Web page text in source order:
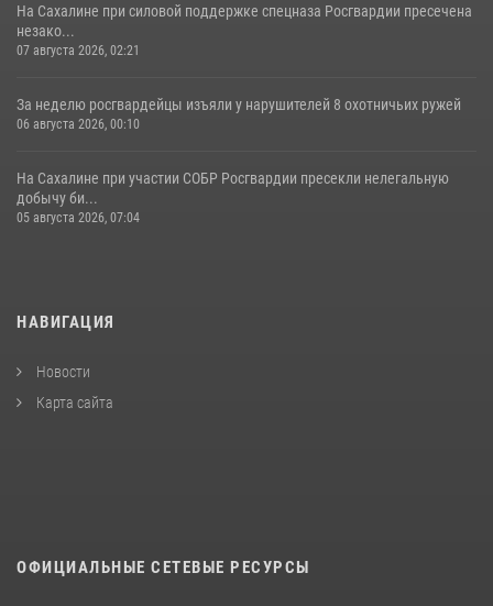
На Сахалине при силовой поддержке спецназа Росгвардии пресечена
незако...
07 августа 2026, 02:21
За неделю росгвардейцы изъяли у нарушителей 8 охотничьих ружей
06 августа 2026, 00:10
На Сахалине при участии СОБР Росгвардии пресекли нелегальную
добычу би...
05 августа 2026, 07:04
НАВИГАЦИЯ
Новости
Карта сайта
ОФИЦИАЛЬНЫЕ СЕТЕВЫЕ РЕСУРСЫ